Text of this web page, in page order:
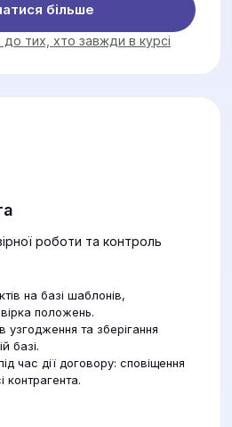
більше
тих, хто завжди в курсі
роботи та контроль
на базі шаблонів,
положень.
узгодження та зберігання
базі.
час дії договору: сповіщення
контрагента.